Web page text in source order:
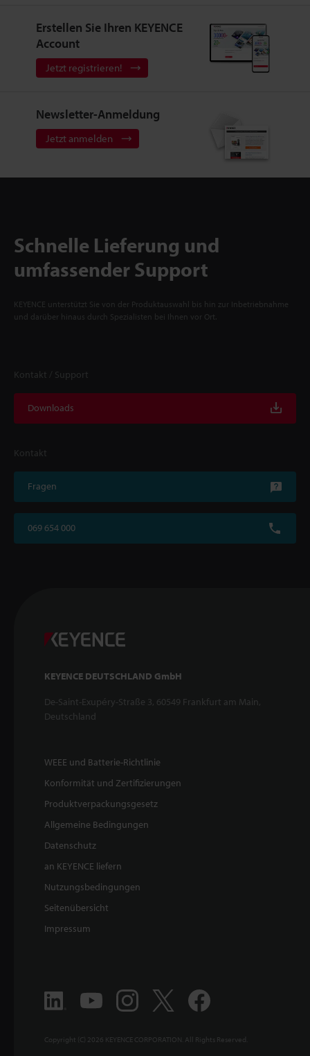
Erstellen Sie Ihren KEYENCE
Account
Jetzt registrieren!
Newsletter-Anmeldung
Jetzt anmelden
Schnelle Lieferung und
umfassender Support
KEYENCE unterstützt Sie von der Produktauswahl bis hin zur Inbetriebnahme
und darüber hinaus durch Spezialisten bei Ihnen vor Ort.
Kontakt / Support
Downloads
Kontakt
Fragen
069 654 000
KEYENCE DEUTSCHLAND GmbH
De-Saint-Exupéry-Straße 3, 60549 Frankfurt am Main,
Deutschland
WEEE und Batterie-Richtlinie
Konformität und Zertifizierungen
Produktverpackungsgesetz
Allgemeine Bedingungen
Datenschutz
an KEYENCE liefern
Nutzungsbedingungen
Seitenübersicht
Impressum
Copyright (C) 2026 KEYENCE CORPORATION. All Rights Reserved.